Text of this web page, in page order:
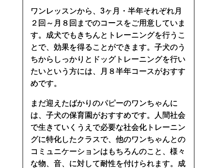
ワンレッスンから、3ヶ月・半年それぞれ月
２回～月８回までのコースをご用意していま
す。成犬でもきちんとトレーニングを行うこ
とで、効果を得ることができます。子犬のう
ちからしっかりとドッグトレーニングを行い
たいという方には、月８半年コースがおすす
めです。
まだ迎えたばかりのパピーのワンちゃんに
は、子犬の保育園がおすすめです。人間社会
で生きていくうえで必要な社会化トレーニン
グに特化したクラスで、他のワンちゃんとの
コミュニケーションはもちろんのこと、様々
な物、音、に対して耐性を付けられます。成